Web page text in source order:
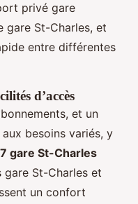
privé gare
gare St-Charles, et
entre différentes
d’accès
et un
besoins variés, y
gare St-Charles
gare St-Charles et
un confort